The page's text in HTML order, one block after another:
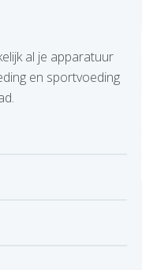
al je apparatuur
en sportvoeding